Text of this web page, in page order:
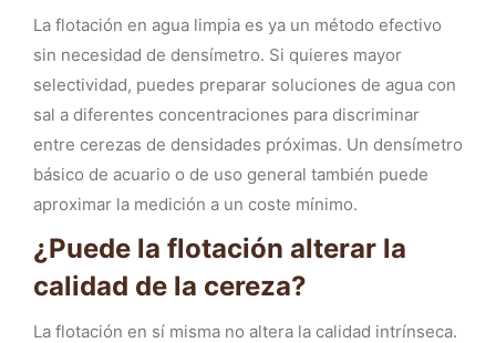
La flotación en agua limpia es ya un método efectivo
sin necesidad de densímetro. Si quieres mayor
selectividad, puedes preparar soluciones de agua con
sal a diferentes concentraciones para discriminar
entre cerezas de densidades próximas. Un densímetro
básico de acuario o de uso general también puede
aproximar la medición a un coste mínimo.
¿Puede la flotación alterar la
calidad de la cereza?
La flotación en sí misma no altera la calidad intrínseca.